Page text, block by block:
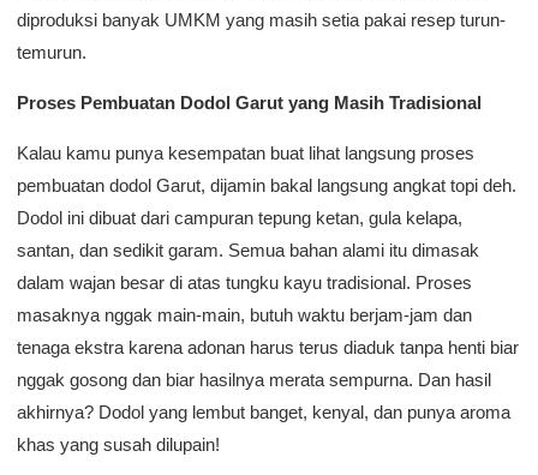
diproduksi banyak UMKM yang masih setia pakai resep turun-
temurun.
Proses Pembuatan Dodol Garut yang Masih Tradisional
Kalau kamu punya kesempatan buat lihat langsung proses
pembuatan dodol Garut, dijamin bakal langsung angkat topi deh.
Dodol ini dibuat dari campuran tepung ketan, gula kelapa,
santan, dan sedikit garam. Semua bahan alami itu dimasak
dalam wajan besar di atas tungku kayu tradisional. Proses
masaknya nggak main-main, butuh waktu berjam-jam dan
tenaga ekstra karena adonan harus terus diaduk tanpa henti biar
nggak gosong dan biar hasilnya merata sempurna. Dan hasil
akhirnya? Dodol yang lembut banget, kenyal, dan punya aroma
khas yang susah dilupain!